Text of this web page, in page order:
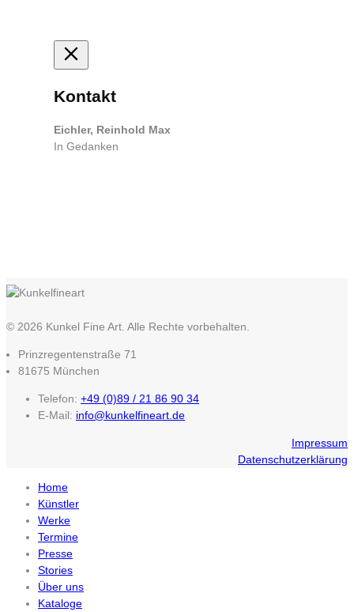
Kontakt
Eichler, Reinhold Max
In Gedanken
© 2026 Kunkel Fine Art. Alle Rechte vorbehalten.
Prinzregentenstraße 71
81675 München
Telefon: +49 (0)89 / 21 86 90 34
E-Mail: info@kunkelfineart.de
Impressum
Datenschutzerklärung
Home
Künstler
Werke
Termine
Presse
Stories
Über uns
Kataloge